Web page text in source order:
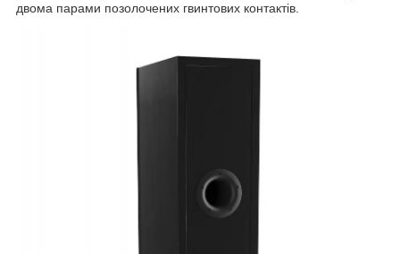
двома парами позолочених гвинтових контактів.